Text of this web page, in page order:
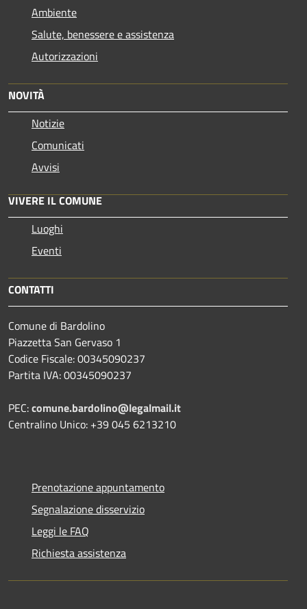
Ambiente
Salute, benessere e assistenza
Autorizzazioni
NOVITÀ
Notizie
Comunicati
Avvisi
VIVERE IL COMUNE
Luoghi
Eventi
CONTATTI
Comune di Bardolino
Piazzetta San Gervaso 1
Codice Fiscale: 00345090237
Partita IVA: 00345090237
PEC:comune.bardolino@legalmail.it
Centralino Unico: +39 045 6213210
Prenotazione appuntamento
Segnalazione disservizio
Leggi le FAQ
Richiesta assistenza